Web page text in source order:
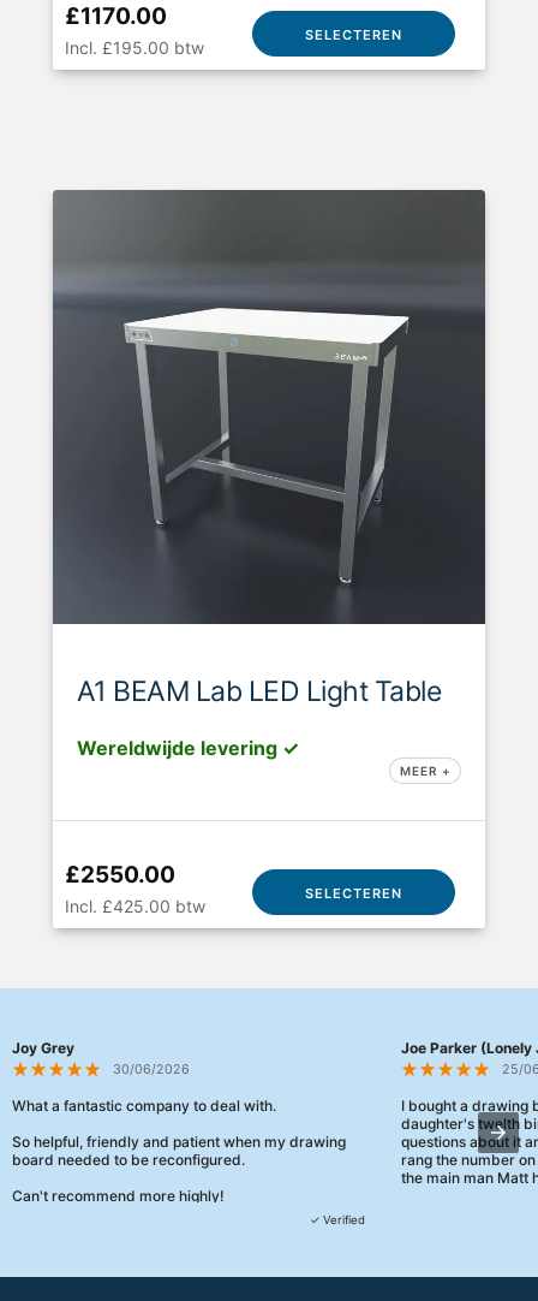
£1170.00
Incl. £195.00 btw
SELECTEREN
A1 BEAM Lab LED Light Table
Wereldwijde levering ✓
MEER +
£2550.00
Incl. £425.00 btw
SELECTEREN
Joy Grey
30/06/2026
What a fantastic company to deal with.
So helpful, friendly and patient when my drawing
board needed to be reconfigured.
Can't recommend more highly!
✓ Verified
Joe Parker (Lonely
25/
I bought a drawing
daughter's twelth
questions about it
rang the number
the main man Matt